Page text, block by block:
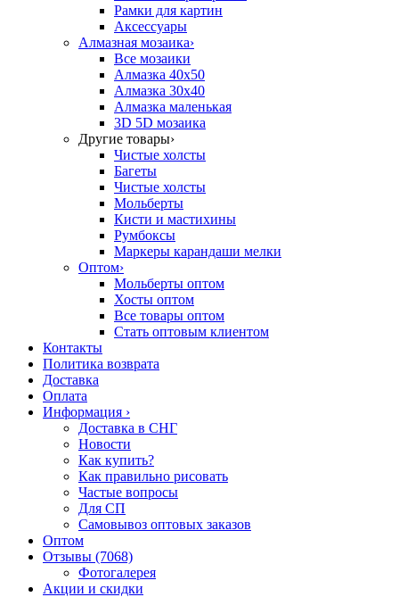
Рамки для картин
Аксессуары
Алмазная мозаика›
Все мозаики
Алмазка 40х50
Алмазка 30х40
Алмазка маленькая
3D 5D мозаика
Другие товары›
Чистые холсты
Багеты
Чистые холсты
Мольберты
Кисти и мастихины
Румбоксы
Маркеры карандаши мелки
Оптом›
Мольберты оптом
Хосты оптом
Все товары оптом
Стать оптовым клиентом
Контакты
Политика возврата
Доставка
Оплата
Информация ›
Доставка в СНГ
Новости
Как купить?
Как правильно рисовать
Частые вопросы
Для СП
Самовывоз оптовых заказов
Оптом
Отзывы (7068)
Фотогалерея
Акции и скидки